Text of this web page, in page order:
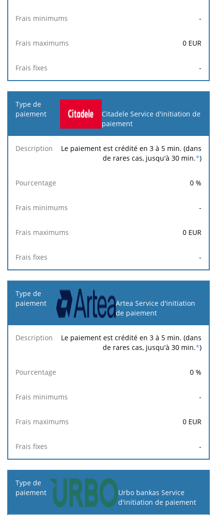
-
0 EUR
-
Citadele Service d'initiation de
paiement
Le paiement est crédité en 3 à 5 min. (dans
de rares cas, jusqu'à 30 min.*)
0 %
-
0 EUR
-
Artea Service d'initiation
de paiement
Le paiement est crédité en 3 à 5 min. (dans
de rares cas, jusqu'à 30 min.*)
0 %
-
0 EUR
-
Urbo bankas Service
d'initiation de paiement